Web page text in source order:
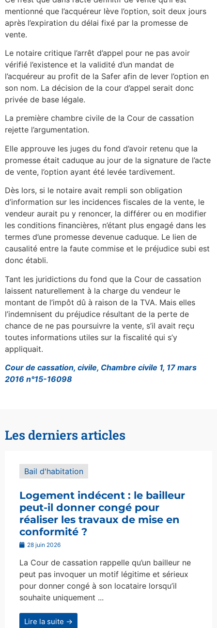
mentionné que l’acquéreur lève l’option, soit deux jours
après l’expiration du délai fixé par la promesse de
vente.
Le notaire critique l’arrêt d’appel pour ne pas avoir
vérifié l’existence et la validité d’un mandat de
l’acquéreur au profit de la Safer afin de lever l’option en
son nom. La décision de la cour d’appel serait donc
privée de base légale.
La première chambre civile de la Cour de cassation
rejette l’argumentation.
Elle approuve les juges du fond d’avoir retenu que la
promesse était caduque au jour de la signature de l’acte
de vente, l’option ayant été levée tardivement.
Dès lors, si le notaire avait rempli son obligation
d’information sur les incidences fiscales de la vente, le
vendeur aurait pu y renoncer, la différer ou en modifier
les conditions financières, n’étant plus engagé dans les
termes d’une promesse devenue caduque. Le lien de
causalité entre la faute commise et le préjudice subi est
donc établi.
Tant les juridictions du fond que la Cour de cassation
laissent naturellement à la charge du vendeur le
montant de l’impôt dû à raison de la TVA. Mais elles
l’indemnisent du préjudice résultant de la perte de
chance de ne pas poursuivre la vente, s’il avait reçu
toutes informations utiles sur la fiscalité qui s’y
appliquait.
Cour de cassation, civile, Chambre civile 1, 17 mars
2016 n°15-16098
Les derniers articles
Bail d'habitation
Logement indécent : le bailleur
peut-il donner congé pour
réaliser les travaux de mise en
conformité ?
28 juin 2026
La Cour de cassation rappelle qu’un bailleur ne
peut pas invoquer un motif légitime et sérieux
pour donner congé à son locataire lorsqu’il
souhaite uniquement ...
Lire la suite →